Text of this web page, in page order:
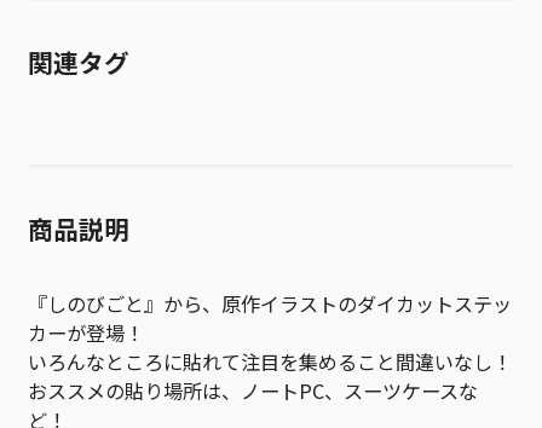
関連タグ
商品説明
『しのびごと』から、原作イラストのダイカットステッ
カーが登場！
いろんなところに貼れて注目を集めること間違いなし！
おススメの貼り場所は、ノートPC、スーツケースな
ど！